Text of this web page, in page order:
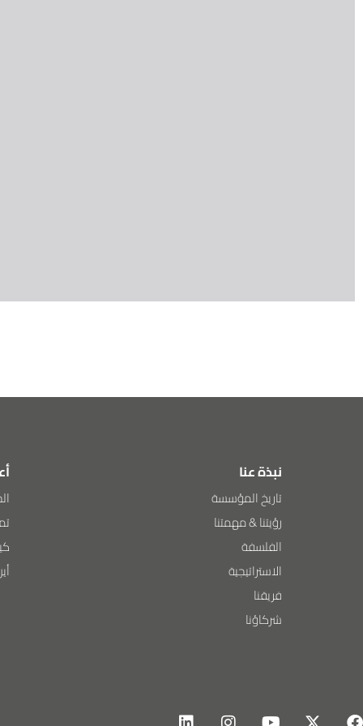
نبذة عنا
تاريخ المؤسسة
رؤيتنا & مهمتنا
الفلسفة
الاستراتيجية
فريقنا
شركاؤنا